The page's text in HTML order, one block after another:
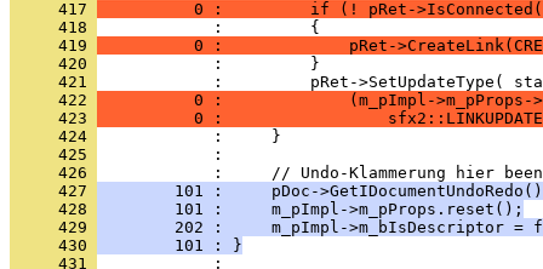
     417
0 :         if (! pRet-
     418
     419
0 :             pRet-
     420
     421
     422
0 :             (m_pImpl->m_pProps-
     423
0 :
     424
     425
     426
     427
101 :     pDoc-
     428
        101 :     m_pImpl->m_pProps.reset();
     429
202 :     m_pImpl->m_bIsDescriptor =
     430
        101 : }
     431
            :